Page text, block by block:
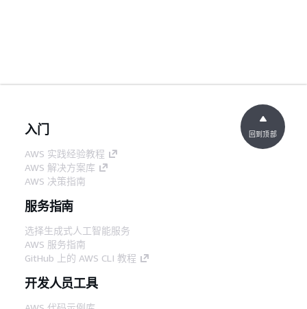
入门
AWS 实践经验教程
AWS 解决方案库
AWS 决策指南
服务指南
选择生成式人工智能服务
AWS 服务指南
GitHub 上的 AWS CLI 教程
开发人员工具
回到顶部